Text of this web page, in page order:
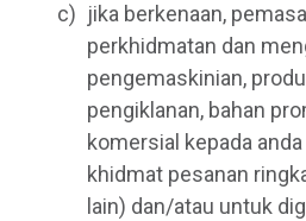
jika berkenaan,
perkhidmatan dan
pengemaskinian,
pengiklanan, bahan
komersial kepada
khidmat pesanan
lain) dan/atau untuk